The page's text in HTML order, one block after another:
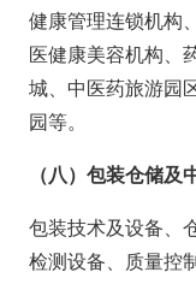
健康管理连锁机构
医健康美容机构、
城、中医药旅游园
园等。
（八）包装仓储
包装技术及设备、
检测设备、质量控